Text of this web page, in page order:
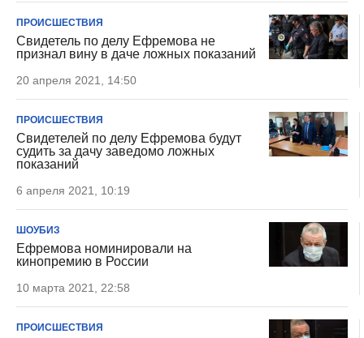
ПРОИСШЕСТВИЯ
Свидетель по делу Ефремова не
признал вину в даче ложных показаний
20 апреля 2021, 14:50
ПРОИСШЕСТВИЯ
Свидетелей по делу Ефремова будут
судить за дачу заведомо ложных
показаний
6 апреля 2021, 10:19
ШОУБИЗ
Ефремова номинировали на
кинопремию в России
10 марта 2021, 22:58
ПРОИСШЕСТВИЯ